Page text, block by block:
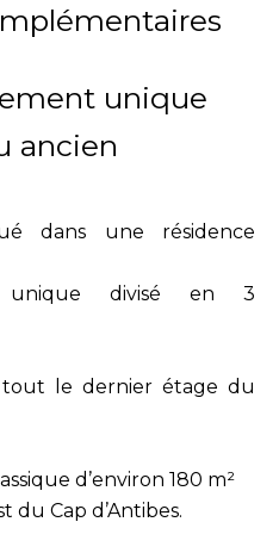
unique
ancien
dans une résidence
divisé en 3
tout le dernier étage du
d’environ 180 m²
du Cap d’Antibes.